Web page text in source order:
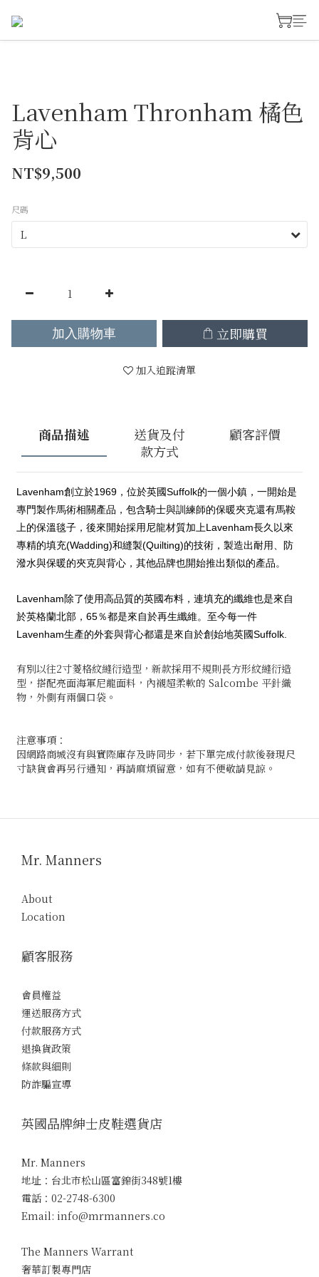
Lavenham Thronham 橘色
背心
NT$9,500
尺碼
加入購物車 立即購買
加入追蹤清單
商品描述
送貨及付
款方式
顧客評價
Lavenham創立於1969，位於英國Suffolk的一個小鎮，一開始是
專門製作馬術相關產品，包含騎士與訓練師的保暖夾克還有馬鞍
上的保溫毯子，後來開始採用尼龍材質加上Lavenham長久以來
專精的填充(Wadding)和縫製(Quilting)的技術，製造出耐用、防
潑水與保暖的夾克與背心，其他品牌也開始推出類似的產品。
Lavenham除了使用高品質的英國布料，連填充的纖維也是來自
於英格蘭北部，65％都是來自於再生纖維。至今每一件
Lavenham生產的外套與背心都還是來自於創始地英國Suffolk.
有別以往2寸菱格紋縫衍造型，新款採用不規則長方形紋縫衍造
型，搭配亮面海軍尼龍面料，內襯超柔軟的 Salcombe 平針織
物，外側有兩個口袋。
注意事項：
因網路商城沒有與實際庫存及時同步，若下單完成付款後發現尺
寸缺貨會再另行通知，再請麻煩留意，如有不便敬請見諒。
Mr. Manners
About
Location
顧客服務
會員權益
運送服務方式
付款服務方式
退換貨政策
條款與細則
防詐騙宣導
英國品牌紳士皮鞋選貨店
Mr. Manners
地址：台北市松山區富錦街348號1樓
電話：02-2748-6300
Email: info@mrmanners.co
The Manners Warrant
奢華訂製專門店